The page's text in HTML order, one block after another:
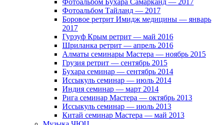
Фотоальбом Бухара Самарканд — 2017
Фотоальбом Тайланд — 2017
Боровое ретрит Имидж медицины — январь
2017
Гурзуф Крым ретрит — май 2016
Шриланка ретрит — апрель 2016
Алматы семинары Мастера — ноябрь 2015
Грузия ретрит — сентябрь 2015
Бухара семинар — сентябрь 2014
Иссыкуль семинар — июль 2014
Индия семинар — март 2014
Рига семинар Мастера — октябрь 2013
Иссыкуль семинар — июль 2013
Китай семинар Мастера — май 2013